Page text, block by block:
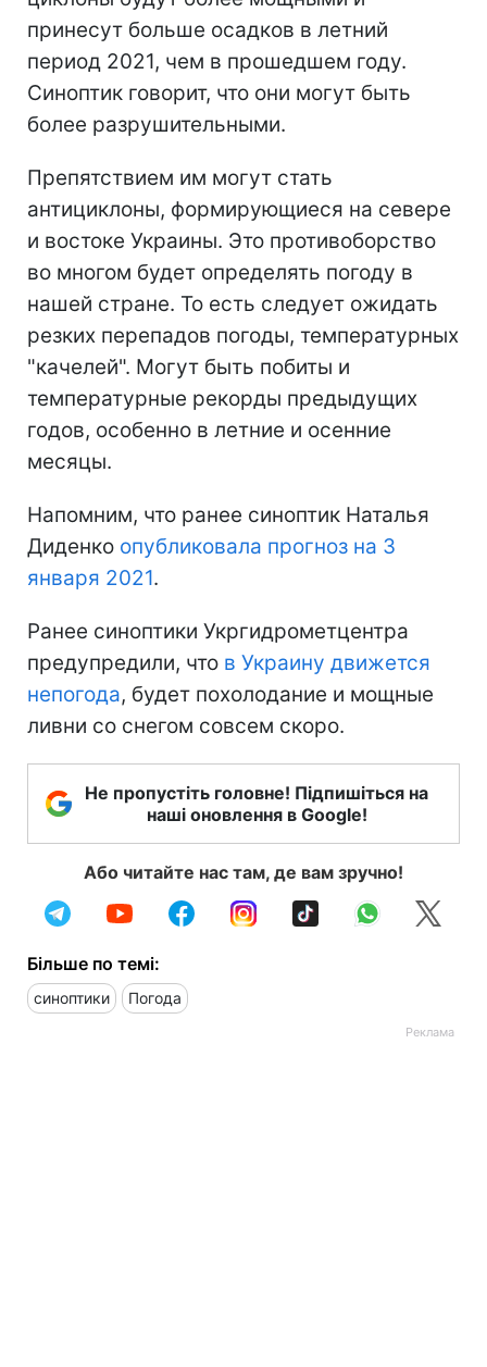
принесут больше осадков в летний
период 2021, чем в прошедшем году.
Синоптик говорит, что они могут быть
более разрушительными.
Препятствием им могут стать
антициклоны, формирующиеся на севере
и востоке Украины. Это противоборство
во многом будет определять погоду в
нашей стране. То есть следует ожидать
резких перепадов погоды, температурных
"качелей". Могут быть побиты и
температурные рекорды предыдущих
годов, особенно в летние и осенние
месяцы.
Напомним, что ранее синоптик Наталья
Диденко опубликовала прогноз на 3
января 2021.
Ранее синоптики Укргидрометцентра
предупредили, что в Украину движется
непогода, будет похолодание и мощные
ливни со снегом совсем скоро.
Не пропустіть головне! Підпишіться на
наші оновлення в Google!
Або читайте нас там, де вам зручно!
Більше по темі:
синоптики Погода